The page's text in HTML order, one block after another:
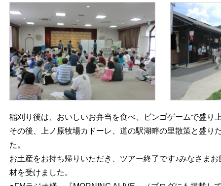
稲刈り後は、おいしいお弁当を食べ、ビンゴゲームで盛り
その後、上ノ原牧場カドーレ、道の駅湖畔の里散策と盛り
た。
お土産をお持ち帰りいただき、ツアー終了です♪みなさま
材を受けました。